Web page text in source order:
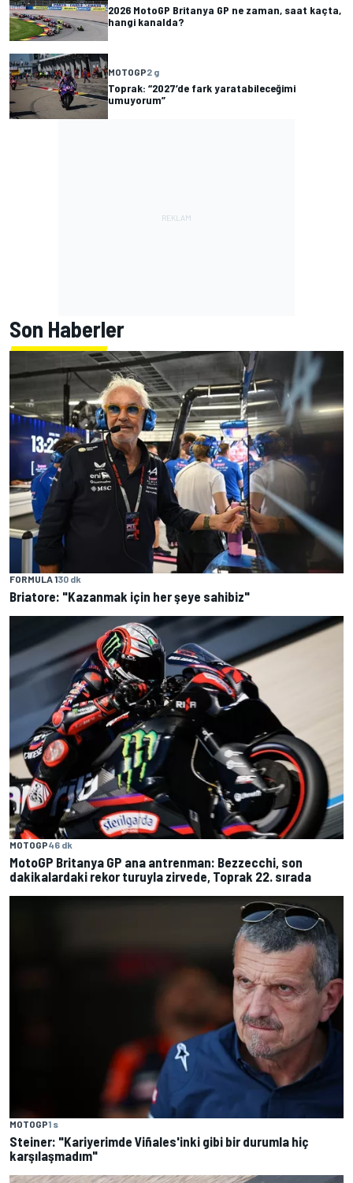
2026 MotoGP Britanya GP ne zaman, saat kaçta,
hangi kanalda?
MOTOGP2 g
Toprak: “2027’de fark yaratabileceğimi
umuyorum”
Son Haberler
FORMULA 130 dk
Briatore: "Kazanmak için her şeye sahibiz"
MOTOGP46 dk
MotoGP Britanya GP ana antrenman: Bezzecchi, son
dakikalardaki rekor turuyla zirvede, Toprak 22. sırada
MOTOGP1 s
Steiner: "Kariyerimde Viñales'inki gibi bir durumla hiç
karşılaşmadım"